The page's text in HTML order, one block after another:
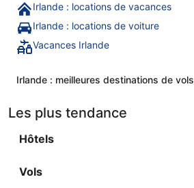
Irlande : locations de vacances
Irlande : locations de voiture
Vacances Irlande
Irlande : meilleures destinations de vols
Les plus tendance
Hôtels
Vols